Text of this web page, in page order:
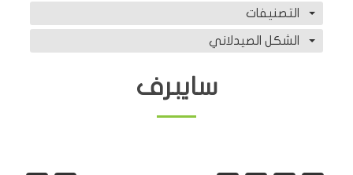
التصنيفات
الشكل الصيدلاني
سايبرف